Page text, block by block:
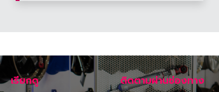
เรียกดู ติดตามผ่านช่องทาง